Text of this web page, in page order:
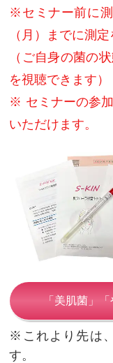
※セミナー前に
（月）までに測
（ご自身の菌の
を視聴できます）
※ セミナーの参
いただけます。
「美肌菌」
※これより先は
す。